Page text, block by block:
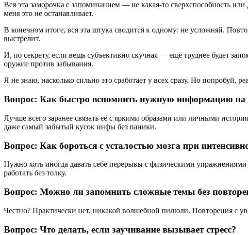
Вся эта заморочка с запоминанием — не какая-то сверхспособность
меня это не останавливает.
В конечном итоге, вся эта штука сводится к одному: не усложняй.
выстрелит.
И, по секрету, если вещь субъективно скучная — ещё труднее будет
оружие против забывания.
Я не знаю, насколько сильно это сработает у всех сразу. Но
Вопрос: Как быстро вспомнить нужную информацию на
Лучше всего заранее связать её с яркими образами или личными
даже самый забытый кусок инфы без паники.
Вопрос: Как бороться с усталостью мозга при
Нужно хоть иногда давать себе перерывы с физическими
работать без толку.
Вопрос: Можно ли запомнить сложные темы без
Честно? Практически нет, никакой волшебной пилюли. Повторения с
Вопрос: Что делать, если заучивание вызывает стресс?